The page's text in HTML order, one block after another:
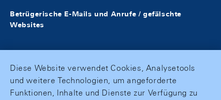
Betrügerische E-Mails und Anrufe / gefälschte
Websites
Diese Website verwendet Cookies, Analysetools
und weitere Technologien, um angeforderte
Funktionen, Inhalte und Dienste zur Verfügung zu